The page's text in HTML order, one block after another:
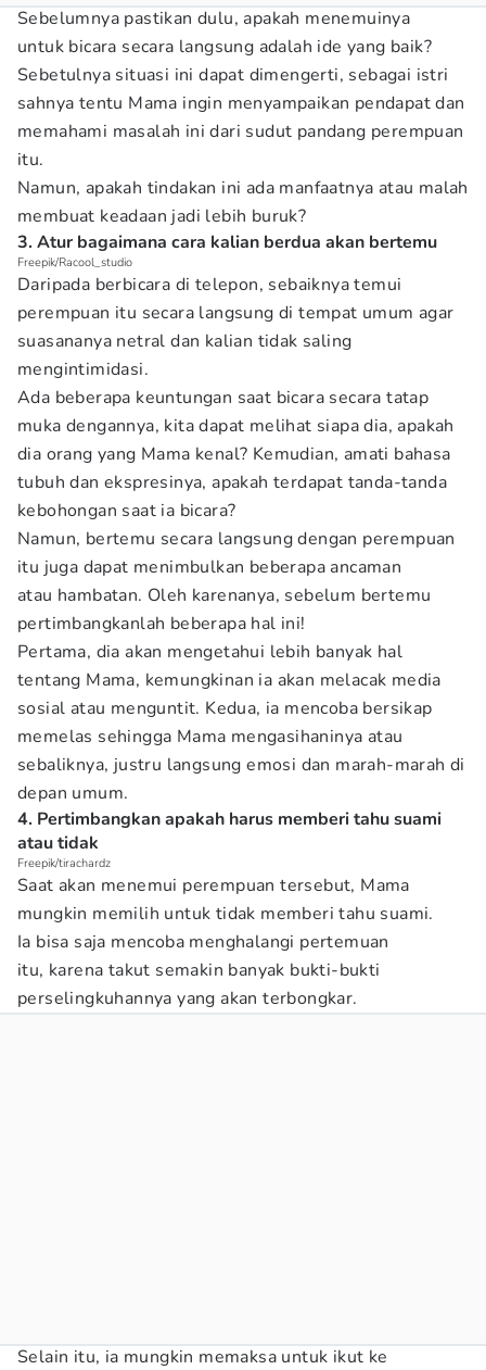
Sebelumnya pastikan dulu, apakah menemuinya
untuk bicara secara langsung adalah ide yang baik?
Sebetulnya situasi ini dapat dimengerti, sebagai istri
sahnya tentu Mama ingin menyampaikan pendapat dan
memahami masalah ini dari sudut pandang perempuan
itu.
Namun, apakah tindakan ini ada manfaatnya atau malah
membuat keadaan jadi lebih buruk?
3. Atur bagaimana cara kalian berdua akan bertemu
Freepik/Racool_studio
Daripada berbicara di telepon, sebaiknya temui
perempuan itu secara langsung di tempat umum agar
suasananya netral dan kalian tidak saling
mengintimidasi.
Ada beberapa keuntungan saat bicara secara tatap
muka dengannya, kita dapat melihat siapa dia, apakah
dia orang yang Mama kenal? Kemudian, amati bahasa
tubuh dan ekspresinya, apakah terdapat tanda-tanda
kebohongan saat ia bicara?
Namun, bertemu secara langsung dengan perempuan
itu juga dapat menimbulkan beberapa ancaman
atau hambatan. Oleh karenanya, sebelum bertemu
pertimbangkanlah beberapa hal ini!
Pertama, dia akan mengetahui lebih banyak hal
tentang Mama, kemungkinan ia akan melacak media
sosial atau menguntit. Kedua, ia mencoba bersikap
memelas sehingga Mama mengasihaninya atau
sebaliknya, justru langsung emosi dan marah-marah di
depan umum.
4. Pertimbangkan apakah harus memberi tahu suami
atau tidak
Freepik/tirachardz
Saat akan menemui perempuan tersebut, Mama
mungkin memilih untuk tidak memberi tahu suami.
Ia bisa saja mencoba menghalangi pertemuan
itu, karena takut semakin banyak bukti-bukti
perselingkuhannya yang akan terbongkar.
Selain itu, ia mungkin memaksa untuk ikut ke